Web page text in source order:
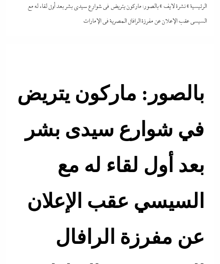
الرئيسية»نشرة لايف »بالصور: ماركون يتريض في شوارع سيدى بشر بعد أول لقاء له مع
السيسي عقب الإعلان عن مفرزة الرافال المصرية فى الإمارات
بالصور: ماركون يتريض
في شوارع سيدى بشر
بعد أول لقاء له مع
السيسي عقب الإعلان
عن مفرزة الرافال